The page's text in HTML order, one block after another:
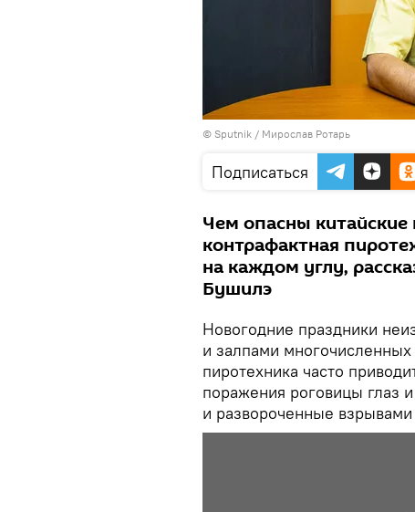
© Sputnik / Мирослав Ротарь
Подписаться
Чем опасны
контрафактная
на каждом углу,
Бушилэ
Новогодние праздники
и залпами
пиротехника часто
поражения роговицы глаз
и развороченные взрывами